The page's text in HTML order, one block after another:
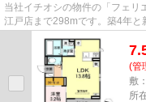
当社イチオシの物件の「フェ
江戸店まで298mです。築4年と
(管
敷
所